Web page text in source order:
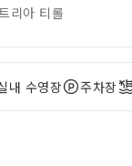
리아 티롤
내 수영장 주차장